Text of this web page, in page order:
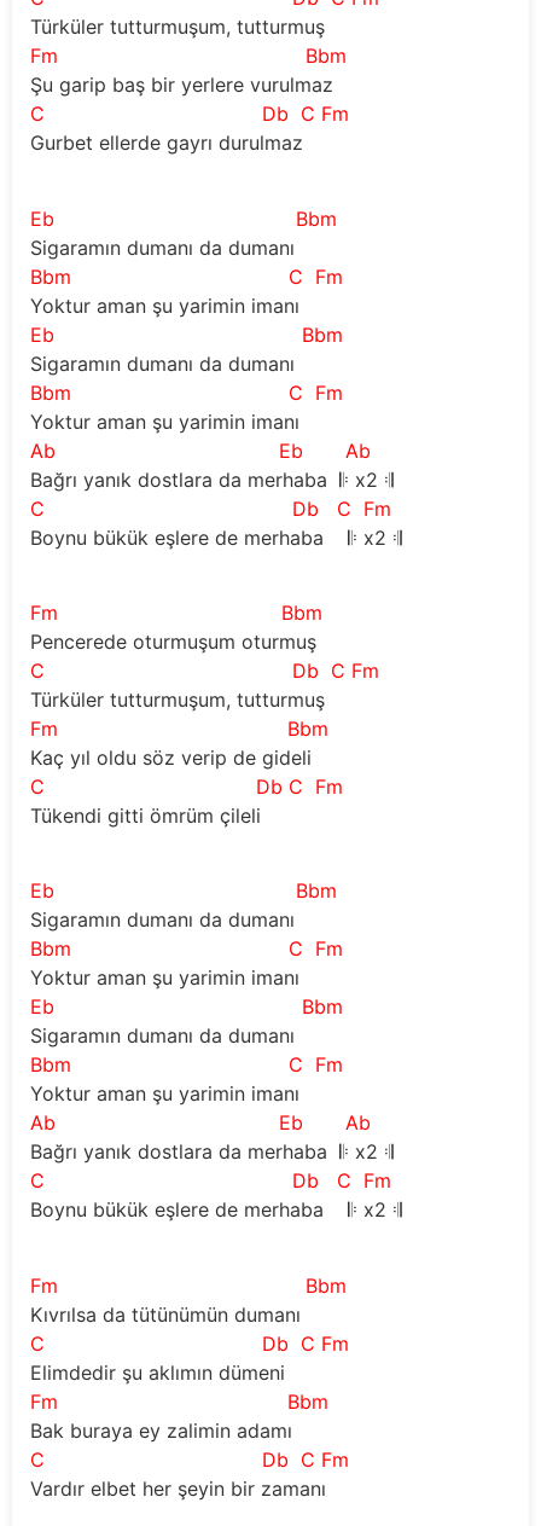
Türküler tutturmuşum, tutturmuş
Fm
Bbm
Şu garip baş bir yerlere vurulmaz
C
Db C Fm
Gurbet ellerde gayrı durulmaz
Eb
Bbm
Sigaramın dumanı da dumanı
Bbm
C Fm
Yoktur aman şu yarimin imanı
Eb
Bbm
Sigaramın dumanı da dumanı
Bbm
C Fm
Yoktur aman şu yarimin imanı
Ab
Eb
Ab
Bağrı yanık dostlara da merhaba 𝄆 x2 𝄇
C
Db C Fm
Boynu bükük eşlere de merhaba 𝄆 x2 𝄇
Fm
Bbm
Pencerede oturmuşum oturmuş
C
Db C Fm
Türküler tutturmuşum, tutturmuş
Fm
Bbm
Kaç yıl oldu söz verip de gideli
C
Db C Fm
Tükendi gitti ömrüm çileli
Eb
Bbm
Sigaramın dumanı da dumanı
Bbm
C Fm
Yoktur aman şu yarimin imanı
Eb
Bbm
Sigaramın dumanı da dumanı
Bbm
C Fm
Yoktur aman şu yarimin imanı
Ab
Eb
Ab
Bağrı yanık dostlara da merhaba 𝄆 x2 𝄇
C
Db C Fm
Boynu bükük eşlere de merhaba 𝄆 x2 𝄇
Fm
Bbm
Kıvrılsa da tütünümün dumanı
C
Db C Fm
Elimdedir şu aklımın dümeni
Fm
Bbm
Bak buraya ey zalimin adamı
C
Db C Fm
Vardır elbet her şeyin bir zamanı